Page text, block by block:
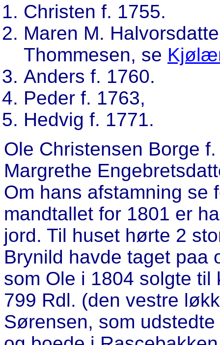
Christen f. 1755.
Maren M.
Thommesen, se
Anders f. 1760.
Peder f. 1763,
Hedvig f. 1771.
Ole Christensen Borge
Margrethe
Om hans afstamning se
mandtallet for 1801 er
jord. Til huset hørte 2
Brynild havde taget paa
som Ole i 1804 solgte
799 Rdl. (den vestre
Sørensen, som